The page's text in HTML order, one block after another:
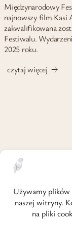
Międzynarodowy
najnowszy film Kasi
zakwalifikowana
Festiwalu.
2025 roku.
czytaj więcej